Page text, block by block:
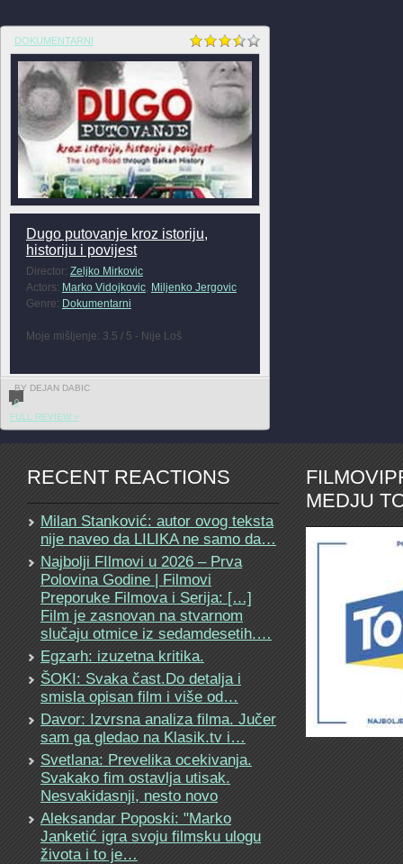
DOKUMENTARNI
Dugo putovanje kroz istoriju,
historiju i povijest
Director: Zeljko Mirkovic
Actors: Marko Vidojkovic, Miljenko Jergovic
Genre: Dokumentarni
Moje mišljenje: 3.5 / 5 - Nije Loš
BY DEJAN DABIC
0
FULL REVIEW »
RECENT REACTIONS
Milan Stanković: autor ovog teksta
nije naveo da LILIKA ne samo da…
Najbolji FIlmovi u 2026 – Prva
Polovina Godine | Filmovi
Preporuke Filmova i Serija: […]
Film je zasnovan na stvarnom
slučaju otmice iz sedamdesetih.…
Egzarh: izuzetna kritika.
ŠOKI: Svaka čast.Do detalja i
smisla opisan film i više od…
Davor: Izvrsna analiza filma. Jučer
sam ga gledao na Klasik.tv i…
Svetlana: Prevelika ocekivanja.
Svakako fim ostavlja utisak.
Nesvakidasnji, nesto novo
Aleksandar Poposki: "Marko
Janketić igra svoju filmsku ulogu
života i to je…
MEDJU